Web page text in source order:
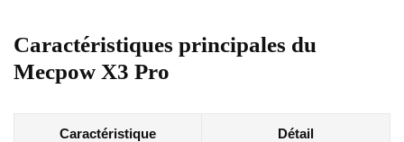
Caractéristiques principales du
Mecpow X3 Pro
Caractéristique Détail